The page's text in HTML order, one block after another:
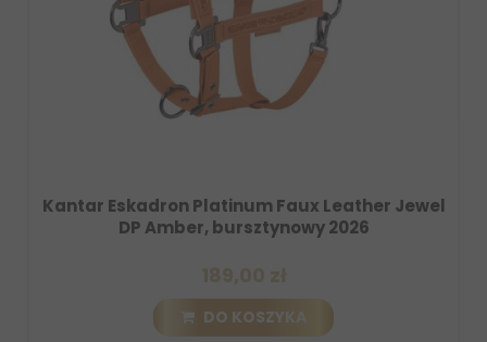
Faux Leather Jewel
bursztynowy 2026
Zabawka dla konia